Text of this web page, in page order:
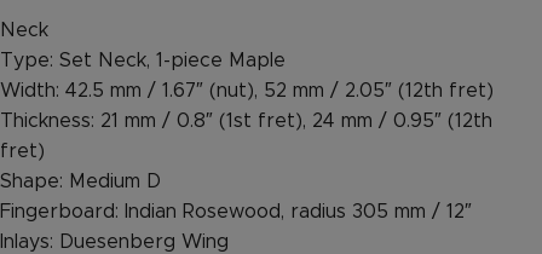
Neck
Type: Set Neck, 1-piece Maple
Width: 42.5 mm / 1.67″ (nut), 52 mm / 2.05″ (12th fret)
Thickness: 21 mm / 0.8″ (1st fret), 24 mm / 0.95″ (12th
fret)
Shape: Medium D
Fingerboard: Indian Rosewood, radius 305 mm / 12″
Inlays: Duesenberg Wing